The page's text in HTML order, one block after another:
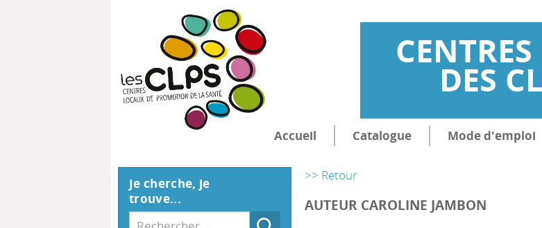
DES
Accueil Catalogue Mode d'emploi
>> Retour
AUTEUR CAROLINE JAMBON
Je cherche, je
trouve...
Recherche